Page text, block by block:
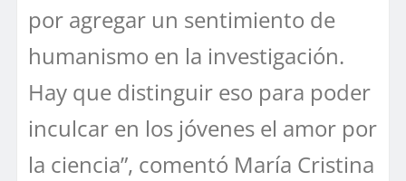
por agregar un sentimiento de
humanismo en la investigación.
Hay que distinguir eso para poder
inculcar en los jóvenes el amor por
la ciencia”, comentó María Cristina